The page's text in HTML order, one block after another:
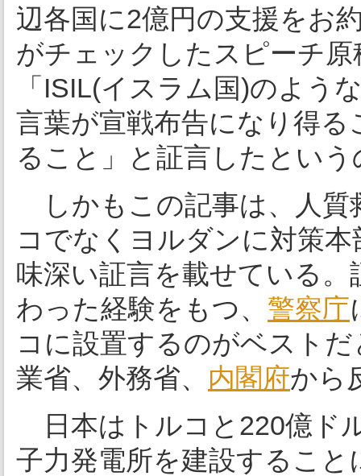
辺各国に2億円の支援をお
がチェックしたスピーチ
「ISIL(イスラム国)のよう
言葉が宣戦布告になり得
ること」と証言したという
しかもこの記事は、人質
コでなくヨルダンに対策
味深い証言を載せている
わった経験をもつ、 警察庁
コに設置するのがベスト
業省、外務省、 内閣府から
日本はトルコと220億ド
子力発電所を建設するこ